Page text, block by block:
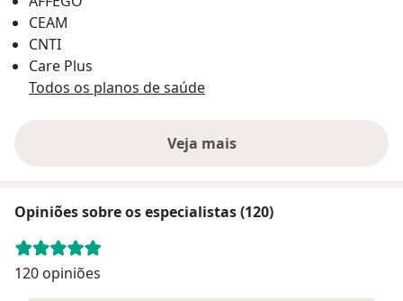
CEAM
CNTI
Care Plus
Todos os planos de saúde
Veja mais
Opiniões sobre os especialistas (120)
120 opiniões